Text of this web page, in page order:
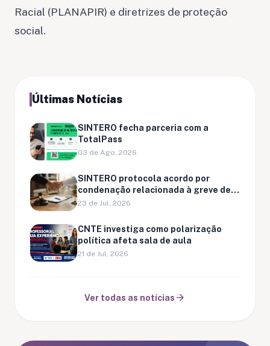
Racial (PLANAPIR) e diretrizes de proteção
social.
Últimas Notícias
SINTERO fecha parceria com a
TotalPass
03 de Ago, 2026
SINTERO protocola acordo por
condenação relacionada à greve de
Ariquemes
23 de Jul, 2026
CNTE investiga como polarização
política afeta sala de aula
21 de Jul, 2026
Ver todas as notícias arrow_forward